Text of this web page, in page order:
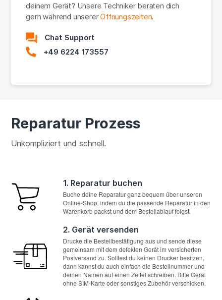
deinem Gerät? Unsere Techniker beraten dich
gern während unsererÖffnungszeiten.
Chat Support
+49 6224 173557
Reparatur Prozess
Unkompliziert und schnell.
1. Reparatur buchen
Buche deine Reparatur ganz bequem über unseren
Online-Shop, indem du die passende Reparatur in den
Warenkorb packst und dem Bestellablauf folgst.
2. Gerät versenden
Drucke die Bestellbestätigung aus und sende diese
gemeinsam mit dem defekten Gerät im versicherten
Postversand zu. Solltest du keinen Drucker besitzen,
dann kannst du auch einfach die Bestellnummer und
deinen Namen auf einen Zettel schreiben. Bitte Gerät
ohne SIM-Karte oder sonstiges Zubehör verschicken.